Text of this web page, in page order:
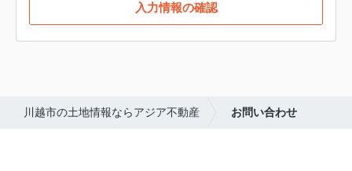
入力情報の確認
川越市の土地情報ならアジア不動産 お問い合わせ